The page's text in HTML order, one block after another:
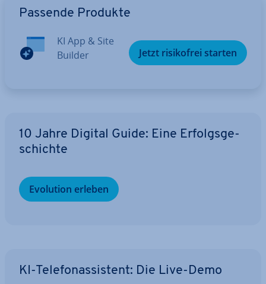
Passende Produkte
KI App & Site
Builder
Jetzt ri­si­ko­frei starten
10 Jahre Digital Guide: Eine Er­folgs­ge­
schich­te
Evolution erleben
KI-Te­le­fon­as­sis­tent: Die Live-Demo